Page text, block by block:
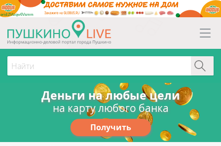
erid:2Vtzqw6Vsmm
Деньги на любые цели
на карту любого банка
Получить